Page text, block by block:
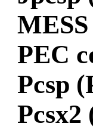
PEC
Pcsp
Pcsx2